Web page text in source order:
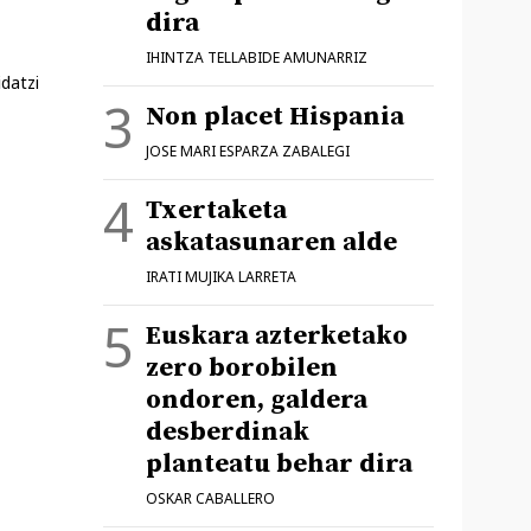
dira
IHINTZA TELLABIDE AMUNARRIZ
Non placet Hispania
JOSE MARI ESPARZA ZABALEGI
Txertaketa
askatasunaren alde
IRATI MUJIKA LARRETA
Euskara azterketako
zero borobilen
ondoren, galdera
desberdinak
planteatu behar dira
OSKAR CABALLERO